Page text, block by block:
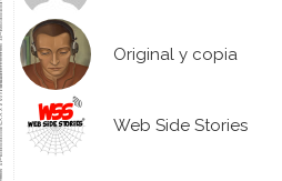
Original y copia
Web Side Stories